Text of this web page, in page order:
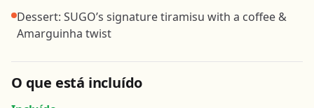
Dessert: SUGO’s signature tiramisu with a coffee &
Amarguinha twist
O que está incluído